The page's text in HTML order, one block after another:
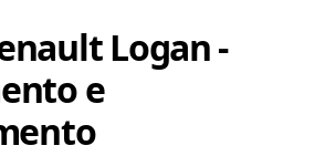
Logan-
e